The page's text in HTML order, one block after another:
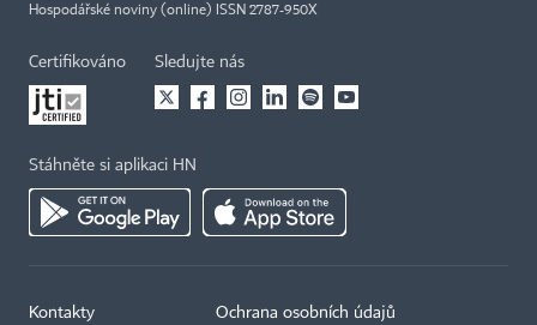
Hospodářské noviny (online) ISSN 2787-950X
Certifikováno Sledujte nás
Stáhněte si aplikaci HN
Kontakty Ochrana osobních údajů